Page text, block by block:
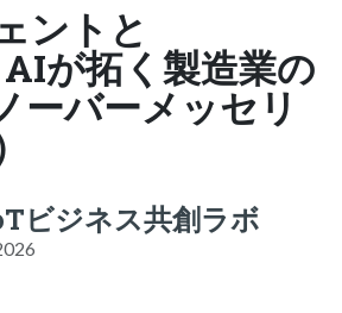
ントと
が拓く製造業の
ーバーメッセリ
ビジネス共創ラボ